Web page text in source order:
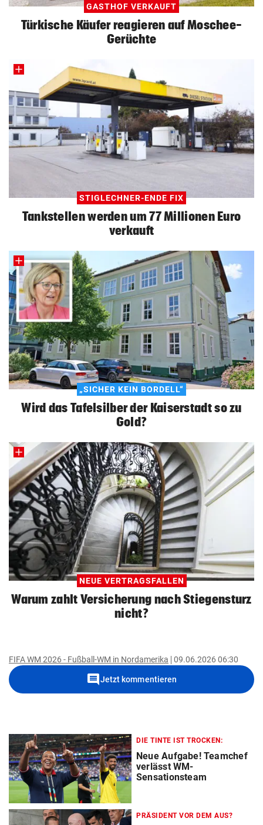
GASTHOF VERKAUFT
Türkische Käufer reagieren auf Moschee-
Gerüchte
STIGLECHNER-ENDE FIX
Tankstellen werden um 77 Millionen Euro
verkauft
„SICHER KEIN BORDELL“
Wird das Tafelsilber der Kaiserstadt so zu
Gold?
NEUE VERTRAGSFALLEN
Warum zahlt Versicherung nach Stiegensturz
nicht?
FIFA WM 2026 - Fußball-WM in Nordamerika 09.06.2026 06:30
commentJetzt kommentieren
DIE TINTE IST TROCKEN:
Neue Aufgabe! Teamchef
verlässt WM-
Sensationsteam
PRÄSIDENT VOR DEM AUS?